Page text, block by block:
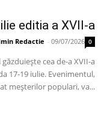
editia a XVII-a
Redactie - 09/07/2026 0
cea de-a XVII-a
17-19 iulie. Evenimentul,
meșterilor populari, va...